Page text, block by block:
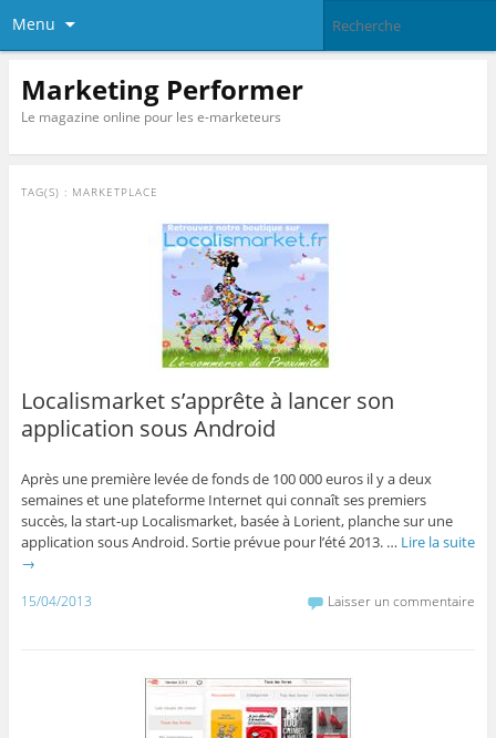
Menu
Marketing Performer
Le magazine online pour les e-marketeurs
TAG(S) : MARKETPLACE
Localismarket s’apprête à lancer son
application sous Android
Après une première levée de fonds de 100 000 euros il y a deux
semaines et une plateforme Internet qui connaît ses premiers
succès, la start-up Localismarket, basée à Lorient, planche sur une
application sous Android. Sortie prévue pour l’été 2013. … Lire la suite
→
15/04/2013 Laisser un commentaire